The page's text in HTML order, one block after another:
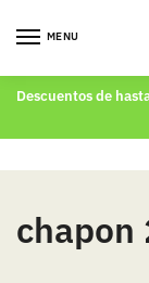
MENU
Descuentos de
chapon